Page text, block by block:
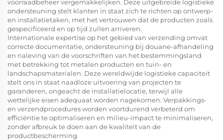
voorraadbeheer vergemakkelijken. Deze uitgebreide logistieke
ondersteuning stelt klanten in staat zich te richten op ontwerp-
en installatietaken, met het vertrouwen dat de producten zoals
gespecificeerd en op tijd zullen arriveren.
Internationale expertise op het gebied van verzending omvat
correcte documentatie, ondersteuning bij douane-afhandeling
en naleving van de voorschriften van het bestemmingsland
met betrekking tot metalen producten en tuin- en
landschapsmaterialen. Deze wereldwijde logistieke capaciteit
stelt ons in staat naadloze uitvoering van projecten te
garanderen, ongeacht de installatielocatie, terwijl alle
wettelijke eisen adequaat worden nagekomen. Verpakkings-
en verzendprocedures worden voortdurend verbeterd om
efficiëntie te optimaliseren en milieu-impact te minimaliseren,
zonder afbreuk te doen aan de kwaliteit van de
productbescherming.